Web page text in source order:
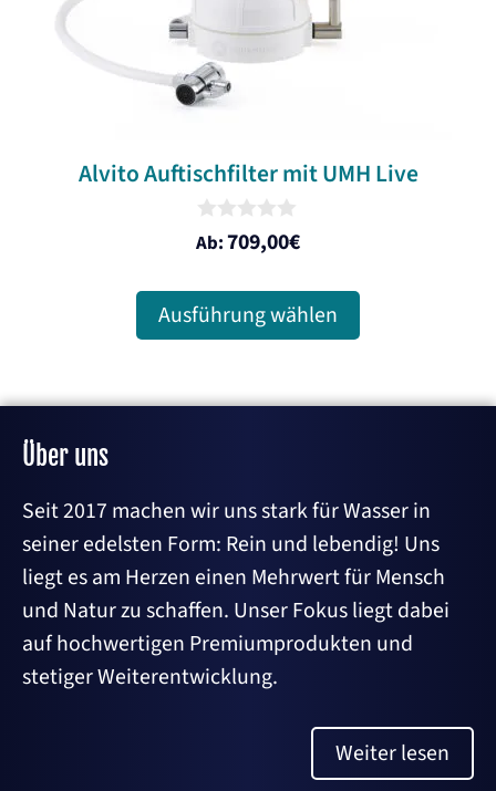
Alvito Auftischfilter mit UMH Live
0
o
t
o
f
5
Ab:709,00€
Ausführung wählen
Produktseite
Über uns
Seit 2017 machen wir uns stark für Wasser in
seiner edelsten Form: Rein und lebendig! Uns
liegt es am Herzen einen Mehrwert für Mensch
und Natur zu schaffen. Unser Fokus liegt dabei
auf hochwertigen Premiumprodukten und
stetiger Weiterentwicklung.
Weiter lesen